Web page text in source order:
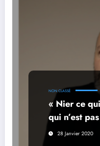
NON CLASSÉ
« Nier ce
qui n’est
28 Janvier 2020